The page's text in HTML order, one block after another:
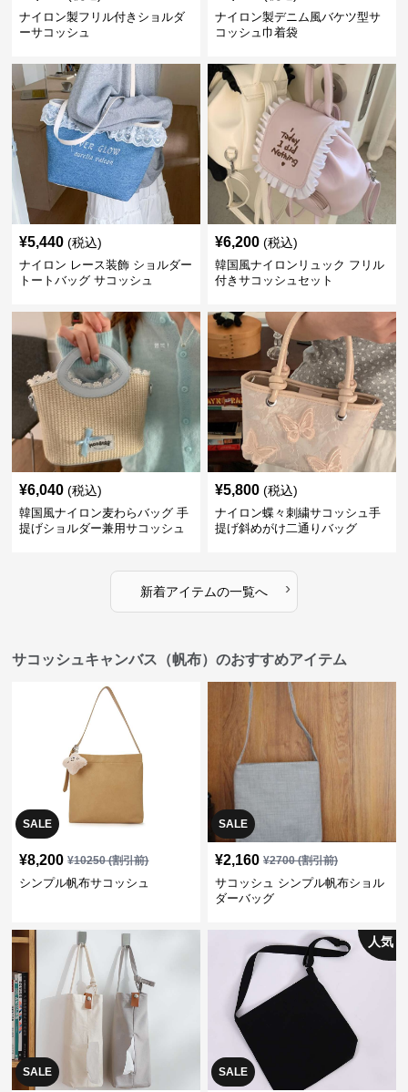
ナイロン製フリル付きショルダ
ーサコッシュ
ナイロン製デニム風バケツ型サ
コッシュ巾着袋
¥5,440 (税込)
ナイロン レース装飾 ショルダー
トートバッグ サコッシュ
¥6,200 (税込)
韓国風ナイロンリュック フリル
付きサコッシュセット
¥6,040 (税込)
韓国風ナイロン麦わらバッグ 手
提げショルダー兼用サコッシュ
¥5,800 (税込)
ナイロン蝶々刺繍サコッシュ手
提げ斜めがけ二通りバッグ
新着アイテムの一覧へ ›
サコッシュキャンバス（帆布）のおすすめアイテム
SALE
¥8,200 ¥10250(割引前)
シンプル帆布サコッシュ
SALE
¥2,160 ¥2700(割引前)
サコッシュ シンプル帆布ショル
ダーバッグ
SALE SALE
人気